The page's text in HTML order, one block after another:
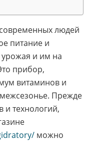
людей
питание и
урожая и им на
прибор,
витаминов и
Прежде
и технологий,
можно